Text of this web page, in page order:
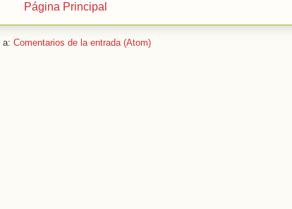
Página Principal
a: Comentarios de la entrada (Atom)